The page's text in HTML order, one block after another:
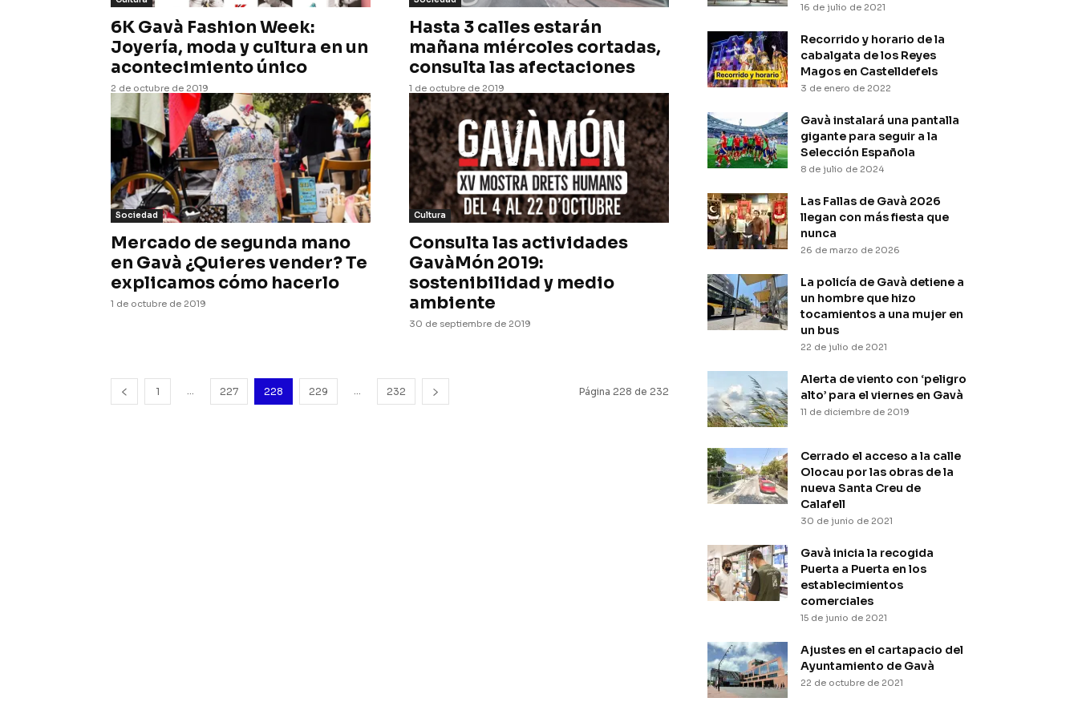
6K Gavà Fashion Week:
Joyería, moda y cultura en un
acontecimiento único
2 de octubre de 2019
Hasta 3 calles estarán
mañana miércoles cortadas,
consulta las afectaciones
1 de octubre de 2019
Sociedad
Mercado de segunda mano
en Gavà ¿Quieres vender? Te
explicamos cómo hacerlo
1 de octubre de 2019
Cultura
Consulta las actividades
GavàMón 2019:
sostenibilidad y medio
ambiente
30 de septiembre de 2019
1 ... 227 228 229 ... 232 Página 228 de 232
16 de julio de 2021
Recorrido y horario de la
cabalgata de los Reyes
Magos en Castelldefels
3 de enero de 2022
Gavà instalará una pantalla
gigante para seguir a la
Selección Española
8 de julio de 2024
Las Fallas de Gavà 2026
llegan con más fiesta que
nunca
26 de marzo de 2026
La policía de Gavà detiene a
un hombre que hizo
tocamientos a una mujer en
un bus
22 de julio de 2021
Alerta de viento con ‘peligro
alto’ para el viernes en Gavà
11 de diciembre de 2019
Cerrado el acceso a la calle
Olocau por las obras de la
nueva Santa Creu de
Calafell
30 de junio de 2021
Gavà inicia la recogida
Puerta a Puerta en los
establecimientos
comerciales
15 de junio de 2021
Ajustes en el cartapacio del
Ayuntamiento de Gavà
22 de octubre de 2021